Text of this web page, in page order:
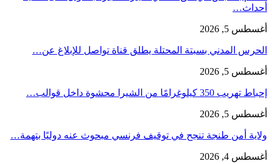
أحداث…
أغسطس 5, 2026
الحرس المدني بسبتة المحتلة يطلق قناة تواصل للإبلاغ عن…
أغسطس 5, 2026
إحباط تهريب 350 كيلوغرامًا من الشيرا محشوة داخل قوالب…
أغسطس 5, 2026
ولاية أمن طنجة تنجح في توقيف فرنسي مبحوث عنه دوليًا بتهمة…
أغسطس 4, 2026